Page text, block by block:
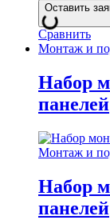
Оставить
Сравнить
Монтаж и
Набор
панелей
Монтаж и
Набор
панелей